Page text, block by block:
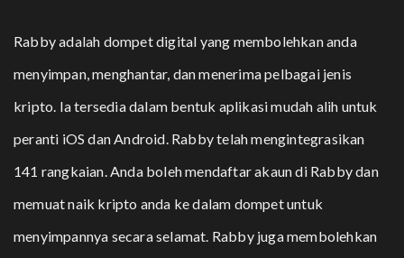
Rabby adalah dompet digital yang membolehkan anda
menyimpan, menghantar, dan menerima pelbagai jenis
kripto. Ia tersedia dalam bentuk aplikasi mudah alih untuk
peranti iOS dan Android. Rabby telah mengintegrasikan
141 rangkaian. Anda boleh mendaftar akaun di Rabby dan
memuat naik kripto anda ke dalam dompet untuk
menyimpannya secara selamat. Rabby juga membolehkan